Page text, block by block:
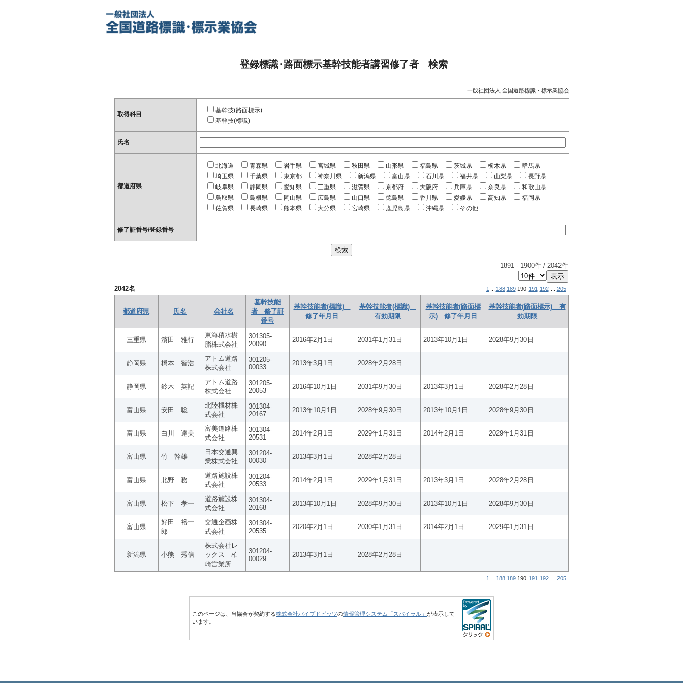
登録標識･路面標示基幹技能者講習修了者 検索
一般社団法人 全国道路標識・標示業協会
取得科目
基幹技(路面標示)
基幹技(標識)
氏名
都道府県
北海道 青森県 岩手県 宮城県 秋田県 山形県 福島県 茨城県 栃木県
群馬県
埼玉県
千葉県 東京都 神奈川県 新潟県 富山県 石川県 福井県 山梨県
長野県
岐阜県
静岡県 愛知県 三重県 滋賀県 京都府 大阪府 兵庫県 奈良県
和歌山県
鳥取県
島根県 岡山県 広島県 山口県 徳島県 香川県 愛媛県 高知県
福岡県
佐賀県
長崎県 熊本県 大分県 宮崎県 鹿児島県 沖縄県 その他
修了証番号/登録番号
1891- 1900件 / 2042件
2042名 1 188 189 190 191 192 205
都道府県 氏名 会社名
基幹技能
者 修了証
番号
基幹技能者(標識)
修了年月日
基幹技能者(標識)
有効期限
基幹技能者(路面標
示) 修了年月日
基幹技能者(路面標示) 有
効期限
三重県 濱田 雅行
東海積水樹
脂株式会社
301305-
20090
2016年2月1日 2031年1月31日 2013年10月1日 2028年9月30日
静岡県 橋本 智浩
アトム道路
株式会社
301205-
00033
2013年3月1日 2028年2月28日
静岡県 鈴木 英記
アトム道路
株式会社
301205-
20053
2016年10月1日 2031年9月30日 2013年3月1日 2028年2月28日
富山県 安田 聡
北陸機材株
式会社
301304-
20167
2013年10月1日 2028年9月30日 2013年10月1日 2028年9月30日
富山県 白川 達美
富美道路株
式会社
301304-
20531
2014年2月1日 2029年1月31日 2014年2月1日 2029年1月31日
富山県 竹 幹雄
日本交通興
業株式会社
301204-
00030
2013年3月1日 2028年2月28日
富山県 北野 務
道路施設株
式会社
301204-
20533
2014年2月1日 2029年1月31日 2013年3月1日 2028年2月28日
富山県 松下 孝一
道路施設株
式会社
301304-
20168
2013年10月1日 2028年9月30日 2013年10月1日 2028年9月30日
富山県
好田 裕一
郎
交通企画株
式会社
301304-
20535
2020年2月1日 2030年1月31日 2014年2月1日 2029年1月31日
新潟県 小熊 秀信
株式会社レ
ックス 柏
崎営業所
301204-
00029
2013年3月1日 2028年2月28日
1 188 189 190 191 192 205
このページは、当協会が契約する株式会社パイプドビッツの情報管理システム「スパイラル」 が表示して
います。